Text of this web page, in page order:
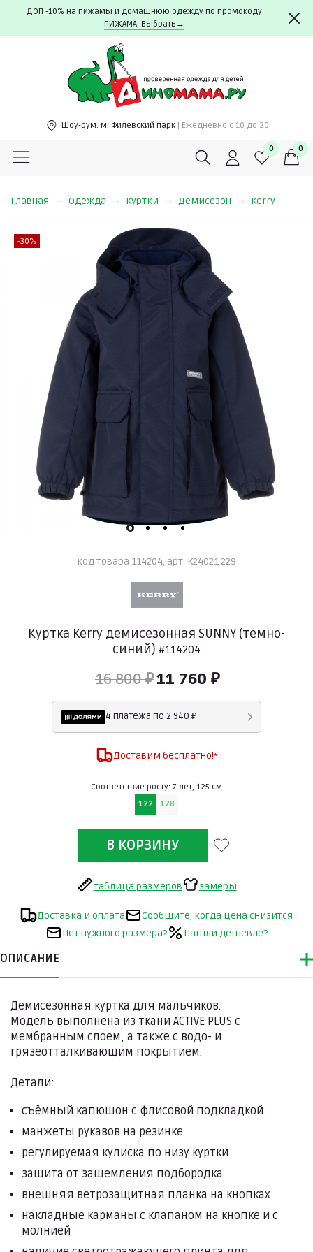
ДОП -10% на пижамы и домашнюю одежду по промокоду
ПИЖАМА. Выбрать→
Шоу-рум: м. Филевский парк | Ежедневно c 10 до 20
0 0
Главная Одежда Куртки Демисезон Kerry
-30%
код товара 114204, арт. K24021 229
Куртка Kerry демисезонная SUNNY (темно-
синий) #114204
16 800 ₽11 760 ₽
4 платежа по 2 940 ₽
Доставим бесплатно!*
Соответствие росту: 7 лет, 125 см
122
128
таблица размеров замеры
Доставка и оплата
Сообщите, когда цена снизится
Нет нужного размера?
Нашли дешевле?
ОПИСАНИЕ
Демисезонная куртка для мальчиков.
Модель выполнена из ткани ACTIVE PLUS с
мембранным слоем, а также с водо- и
грязеотталкивающим покрытием.
Детали:
съёмный капюшон с флисовой подкладкой
манжеты рукавов на резинке
регулируемая кулиска по низу куртки
защита от защемления подбородка
внешняя ветрозащитная планка на кнопках
накладные карманы с клапаном на кнопке и с
молнией